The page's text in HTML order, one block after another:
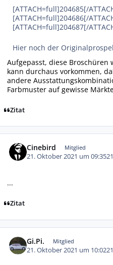
[ATTACH=full]204685[/
[ATTACH=full]204686[/
[ATTACH=full]204687[/
Hier noch der
Aufgepasst, diese Broschüren
kann durchaus vorkommen,
andere
Farbmuster auf gewisse
Zitat
Cinebird Mitglied
21. Oktober 2021 um 09:35
...
Zitat
Gi.Pi. Mitglied
21. Oktober 2021 um 10:02